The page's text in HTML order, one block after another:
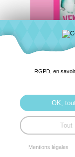
Profitez des
RGPD, en
OK,
Tout
Mentions légales